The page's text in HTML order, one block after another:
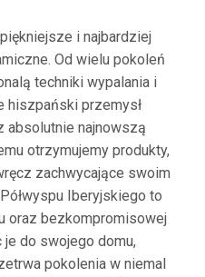
i najbardziej
Od wielu pokoleń
techniki wypalania i
hiszpański przemysł
absolutnie najnowszą
otrzymujemy produkty,
zachwycające swoim
Iberyjskiego to
oraz bezkompromisowej
je do swojego domu,
pokolenia w niemal